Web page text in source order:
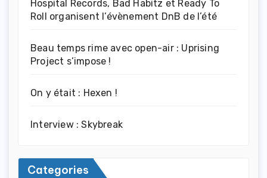
Hospital Records, Bad Habitz et Ready To
Roll organisent l’évènement DnB de l’été
Beau temps rime avec open-air : Uprising
Project s’impose !
On y était : Hexen !
Interview : Skybreak
Categories